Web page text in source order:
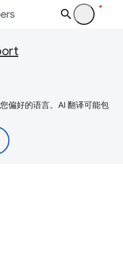
偏好的语言。AI 翻译可能包